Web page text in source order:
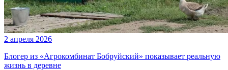
2 апреля 2026
Блогер из «Агрокомбинат Бобруйский» показывает реальную
жизнь в деревне